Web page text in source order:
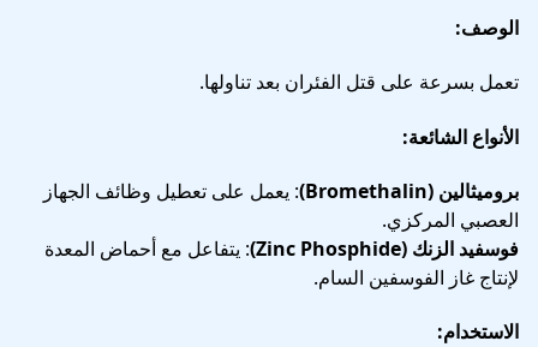
الوصف:
تعمل بسرعة على قتل الفئران بعد تناولها.
الأنواع الشائعة:
بروميثالين (Bromethalin)
: يعمل على تعطيل وظائف الجهاز
العصبي المركزي.
فوسفيد الزنك (Zinc Phosphide)
: يتفاعل مع أحماض المعدة
لإنتاج غاز الفوسفين السام.
الاستخدام: